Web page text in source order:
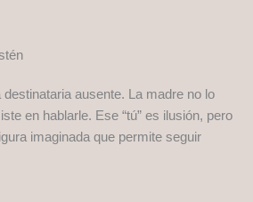
destinataria ausente. La madre no lo
en hablarle. Ese “tú” es ilusión, pero
imaginada que permite seguir